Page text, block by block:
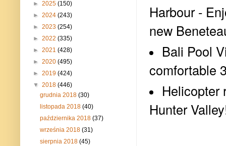
Harbour -
new
Bali Pool
comfortable
Helicopter
Hunter
► 2025 (150)
► 2024 (243)
► 2023 (254)
► 2022 (335)
► 2021 (428)
► 2020 (495)
► 2019 (424)
▼ 2018 (446)
grudnia 2018(30)
listopada 2018(40)
października 2018(37)
września 2018(31)
sierpnia 2018(45)